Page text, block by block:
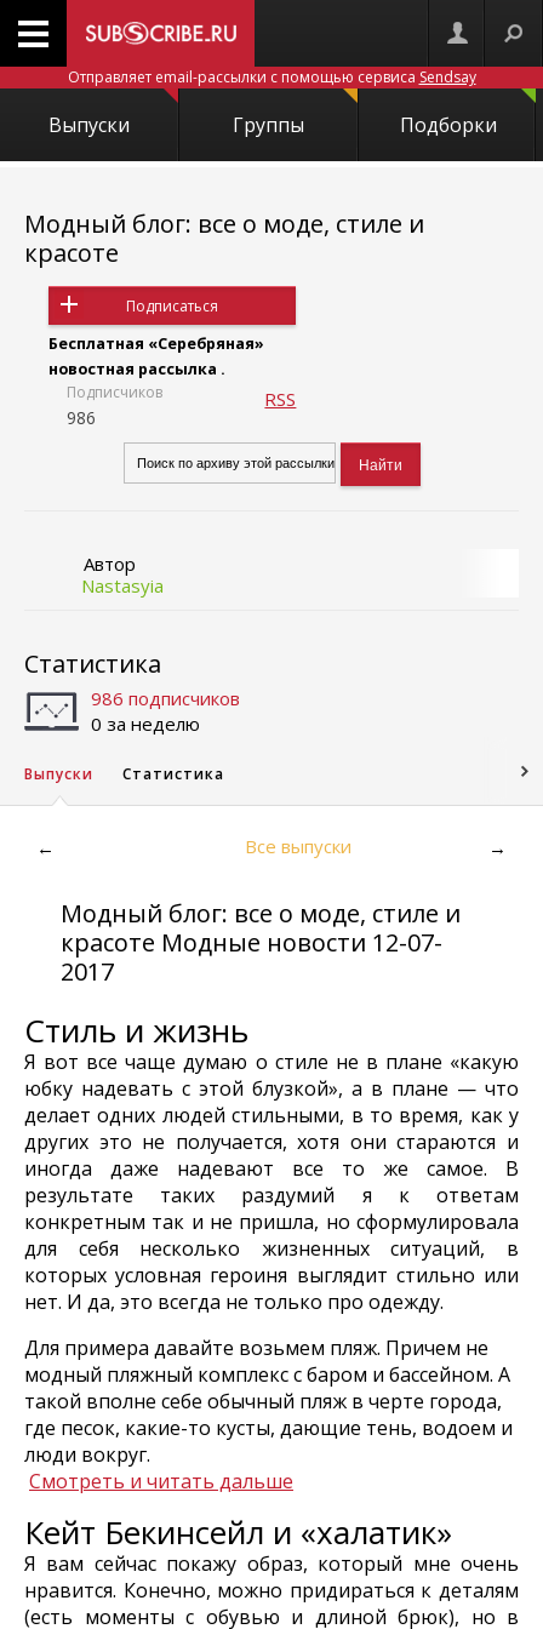
Отправляет email-рассылки с помощью сервиса Sendsay
Выпуски Группы Подборки
Модный блог: все о моде, стиле и
красоте
Подписаться
Бесплатная «Серебряная»
новостная рассылка .
Подписчиков
986
RSS
Автор
Nastasyia
Статистика
986 подписчиков
0 за неделю
Выпуски Статистика
← Все выпуски →
Модный блог: все о моде, стиле и
красоте Модные новости 12-07-
2017
Стиль и жизнь
Я вот все чаще думаю о стиле не в плане «какую
юбку надевать с этой блузкой», а в плане — что
делает одних людей стильными, в то время, как у
других это не получается, хотя они стараются и
иногда даже надевают все то же самое. В
результате таких раздумий я к ответам
конкретным так и не пришла, но сформулировала
для себя несколько жизненных ситуаций, в
которых условная героиня выглядит стильно или
нет. И да, это всегда не только про одежду.
Для примера давайте возьмем пляж. Причем не
модный пляжный комплекс с баром и бассейном. А
такой вполне себе обычный пляж в черте города,
где песок, какие-то кусты, дающие тень, водоем и
люди вокруг.
Смотреть и читать дальше
Кейт Бекинсейл и «халатик»
Я вам сейчас покажу образ, который мне очень
нравится. Конечно, можно придираться к деталям
(есть моменты с обувью и длиной брюк), но в